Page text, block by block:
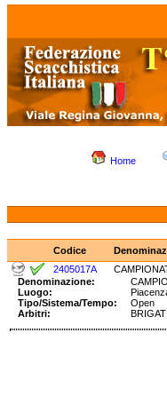
Home
Codice
2405017A
Denominazione:
Luogo:
Tipo/Sistema/Tempo:
Arbitri: